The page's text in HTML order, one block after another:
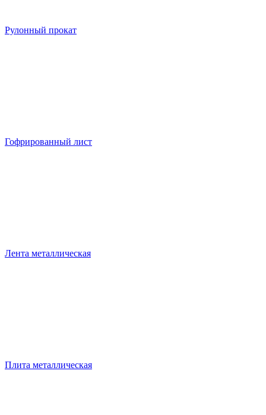
Рулонный прокат
Гофрированный лист
Лента металлическая
Плита металлическая